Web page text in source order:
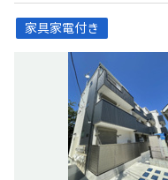
家具家電付き